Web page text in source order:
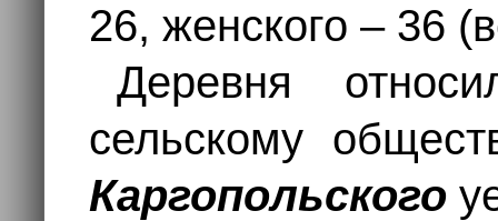
26, женского – 36
Деревня
сельскому
Каргопольского